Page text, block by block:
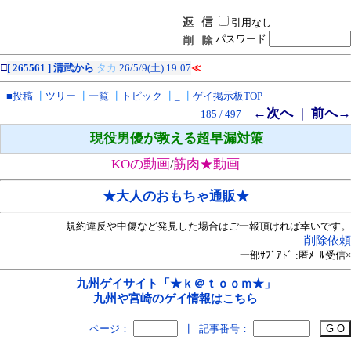
引用なし
パスワード
□[ 265561 ] 清武から タカ 26/5/9(土) 19:07≪
■投稿 ツリー 一覧 トピック
ゲイ掲示板TOP
185 / 497
←次へ｜ 前へ→
現役男優が教える超早漏対策
KOの動画/筋肉★動画
★大人のおもちゃ通販★
規約違反や中傷など発見した場合はご一報頂ければ幸いです。
削除依頼
一部ｻﾌﾞｱﾄﾞ :匿ﾒｰﾙ受信×
九州ゲイサイト「★ｋ＠ｔｏｏｍ★」
九州や宮崎のゲイ情報はこちら
ページ： 記事番号：